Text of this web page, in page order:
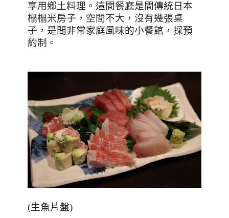
享用鄉土料理。這間餐廳是間傳統日本
榻榻米房子，空間不大，沒有幾張桌
子，是間非常家庭風味的小餐館，採預
約制。
(生魚片盤)